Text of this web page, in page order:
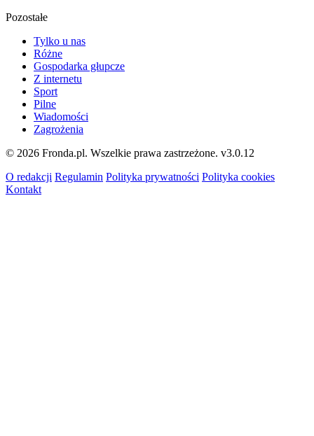
Pozostałe
Tylko u nas
Różne
Gospodarka głupcze
Z internetu
Sport
Pilne
Wiadomości
Zagrożenia
© 2026 Fronda.pl. Wszelkie prawa zastrzeżone. v3.0.12
O redakcji Regulamin Polityka prywatności Polityka cookies
Kontakt